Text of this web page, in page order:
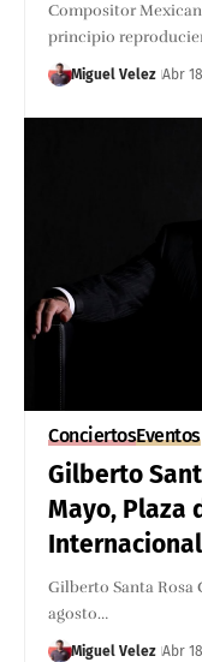
Compositor
principio
Miguel Velez Abr
ConciertosEventos
Gilberto
Mayo, Plaza
Gilberto Santa Rosa
agosto…
Miguel Velez Abr